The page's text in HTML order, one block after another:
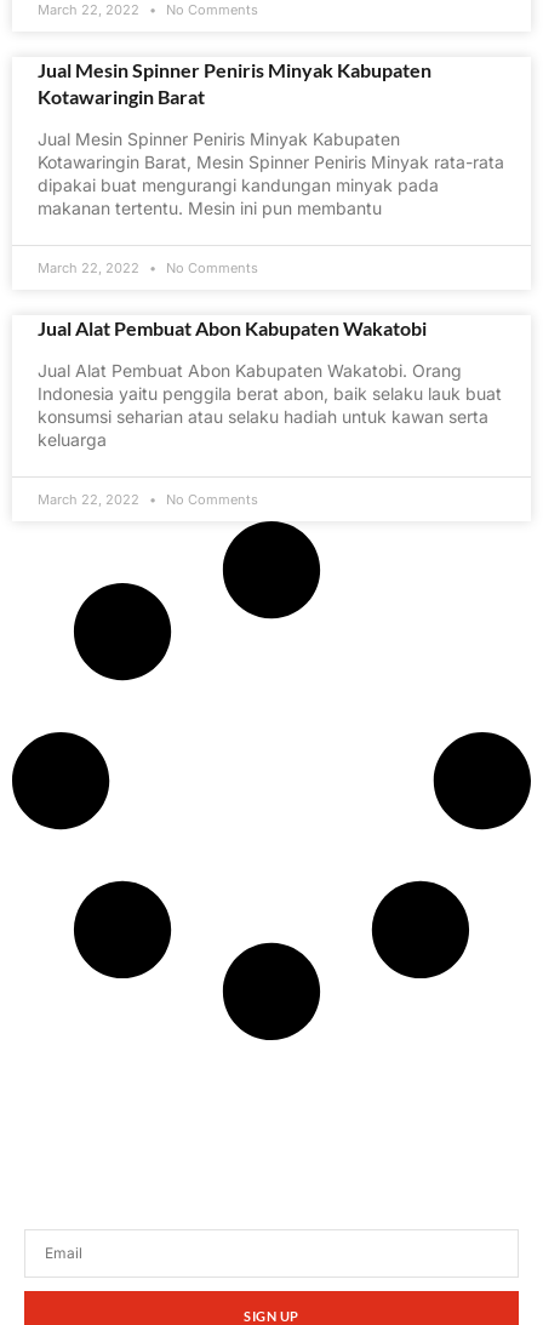
March 22, 2022 No Comments
Jual Mesin Spinner Peniris Minyak Kabupaten
Kotawaringin Barat
Jual Mesin Spinner Peniris Minyak Kabupaten
Kotawaringin Barat, Mesin Spinner Peniris Minyak rata-rata
dipakai buat mengurangi kandungan minyak pada
makanan tertentu. Mesin ini pun membantu
March 22, 2022 No Comments
Jual Alat Pembuat Abon Kabupaten Wakatobi
Jual Alat Pembuat Abon Kabupaten Wakatobi. Orang
Indonesia yaitu penggila berat abon, baik selaku lauk buat
konsumsi seharian atau selaku hadiah untuk kawan serta
keluarga
March 22, 2022 No Comments
SIGN UP